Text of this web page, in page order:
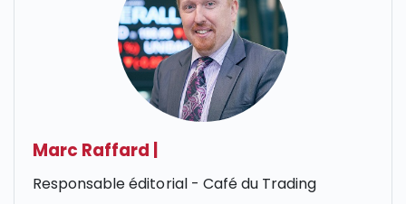
Marc Raffard
Responsable éditorial - Café du Trading